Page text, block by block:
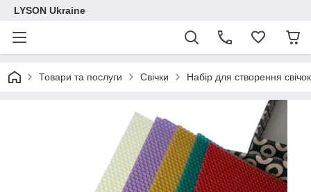
LYSON Ukraine
Товари та послуги Свічки Набір для створення